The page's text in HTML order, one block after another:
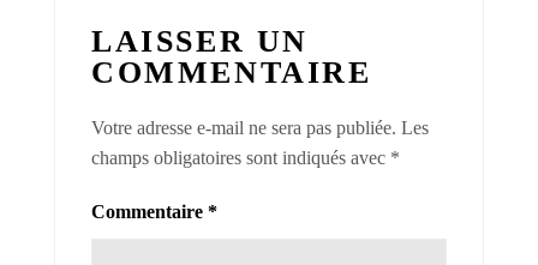
LAISSER UN
COMMENTAIRE
Votre adresse e-mail ne sera pas publiée. Les
champs obligatoires sont indiqués avec *
Commentaire *